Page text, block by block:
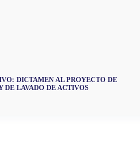
DICTAMEN AL PROYECTO DE
DE LAVADO DE ACTIVOS